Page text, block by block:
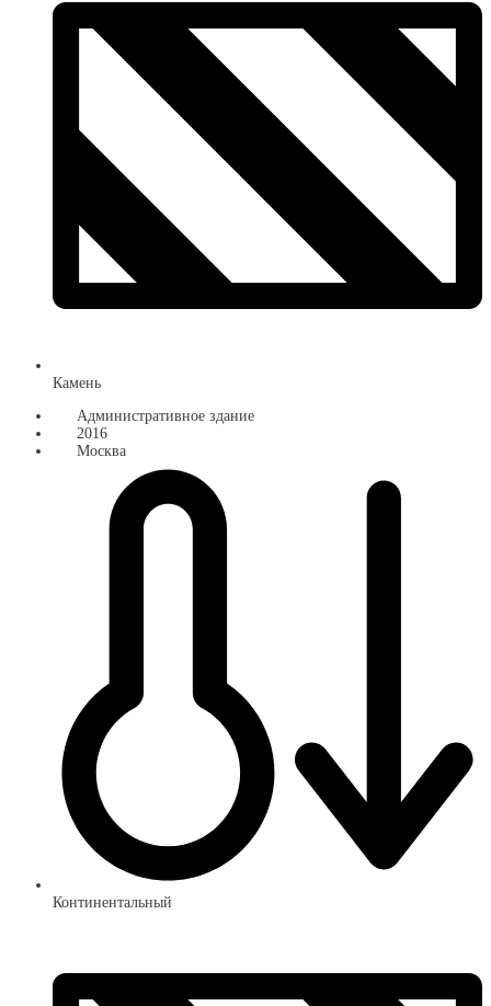
Камень
Административное здание
2016
Москва
Континентальный